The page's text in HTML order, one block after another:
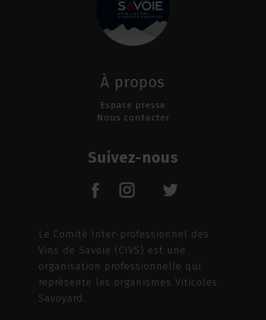
À propos
Espace presse
Nous contacter
Suivez-nous
Le Comité Inter-professionnel des
Vins de Savoie (CIVS) est une
organisation professionnelle qui
représente les organismes Viticoles
Savoyard.